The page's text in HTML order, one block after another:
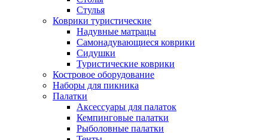
Стулья
Коврики туристические
Надувные матрацы
Самонадувающиеся коврики
Сидушки
Туристические коврики
Костровое оборудование
Наборы для пикника
Палатки
Аксессуары для палаток
Кемпинговые палатки
Рыболовные палатки